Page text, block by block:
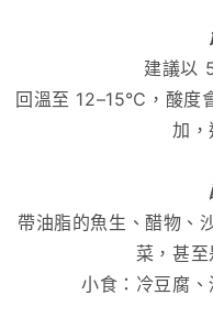
建議以
回溫至 12–15℃，酸度
加，
帶油脂的魚生、醋物、
菜，甚
小食：冷豆腐